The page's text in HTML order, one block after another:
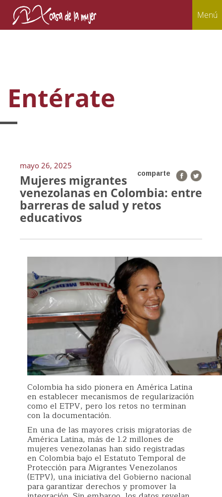
Menú
Entérate
mayo 26, 2025
comparte
Mujeres migrantes
venezolanas en Colombia: entre
barreras de salud y retos
educativos
Colombia ha sido pionera en América Latina
en establecer mecanismos de regularización
como el ETPV, pero los retos no terminan
con la documentación.
En una de las mayores crisis migratorias de
América Latina, más de 1.2 millones de
mujeres venezolanas han sido registradas
en Colombia bajo el Estatuto Temporal de
Protección para Migrantes Venezolanos
(ETPV), una iniciativa del Gobierno nacional
para garantizar derechos y promover la